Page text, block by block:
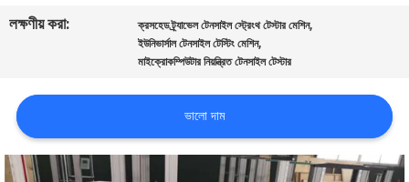
খবর
জন্য
আবেদন
লক্ষণীয় করা:
ক্রসহেড ট্র্যাভেল টেনসাইল স্ট্রেংথ টেস্টার মেশিন,
ইউনিভার্সাল টেনসাইল টেস্টিং মেশিন,
মাইক্রোকম্পিউটার নিয়ন্ত্রিত টেনসাইল টেস্টার
ভালো দাম